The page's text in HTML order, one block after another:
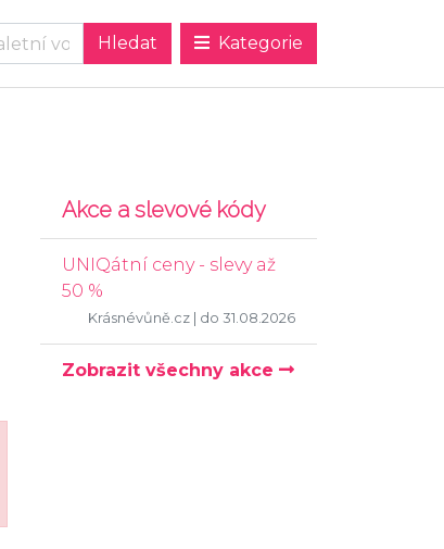
Kategorie
Akce a slevové kódy
UNIQátní ceny - slevy až
50 %
Krásnévůně.cz | do 31.08.2026
Zobrazit všechny akce